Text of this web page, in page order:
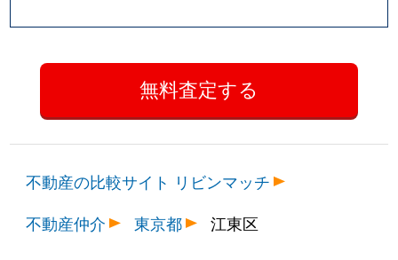
不動産の比較サイト リビンマッチ
不動産仲介
東京都 江東区